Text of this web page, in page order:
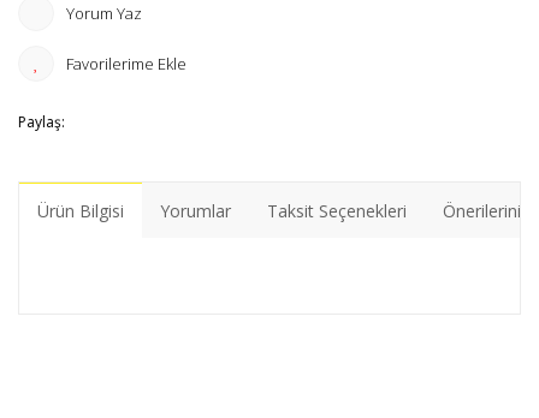
Yorum Yaz
Paylaş:
Ürün Bilgisi Yorumlar Taksit Seçenekleri Önerileriniz